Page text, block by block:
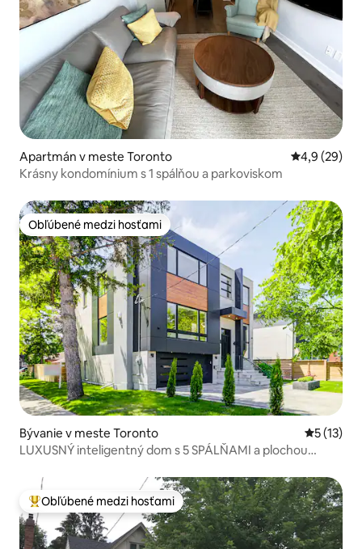
Apartmán v meste Toronto Priemerné
4,9 (29)
Krásny kondomínium s 1 spálňou a parkoviskom
Obľúbené medzi hosťami
Obľúbené medzi hosťami
Bývanie v meste Toronto
5 (13)
LUXUSNÝ inteligentný dom s 5 SPÁLŇAMI a plochou
Najobľúbenejšie medzi hosťami
Obľúbené medzi hosťami